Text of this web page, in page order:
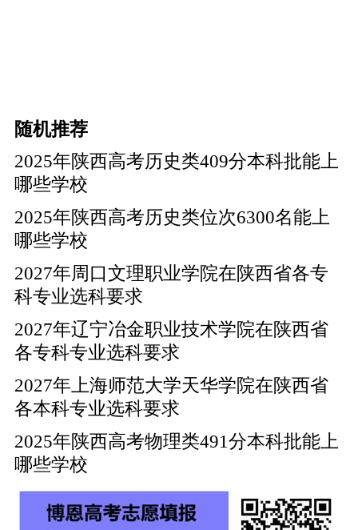
随机推荐
2025年陕西高考历史类409分本科批能上
哪些学校
2025年陕西高考历史类位次6300名能上
哪些学校
2027年周口文理职业学院在陕西省各专
科专业选科要求
2027年辽宁冶金职业技术学院在陕西省
各专科专业选科要求
2027年上海师范大学天华学院在陕西省
各本科专业选科要求
2025年陕西高考物理类491分本科批能上
哪些学校